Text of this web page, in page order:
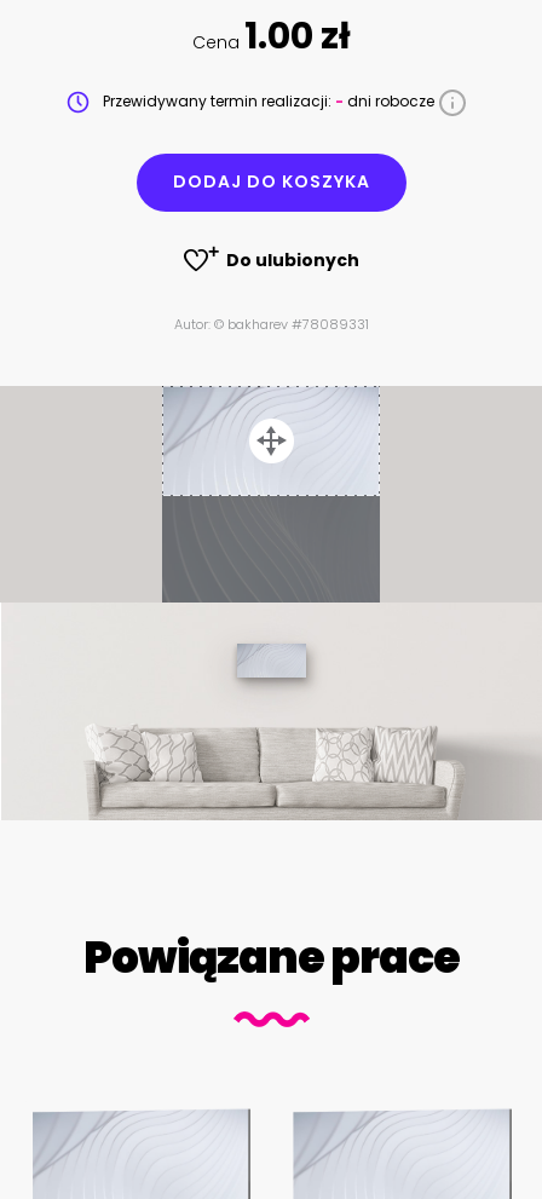
Cena 1.00 zł
Przewidywany termin realizacji: - dni robocze
DODAJ DO KOSZYKA
Do ulubionych
Autor: © bakharev #78089331
Powiązane prace